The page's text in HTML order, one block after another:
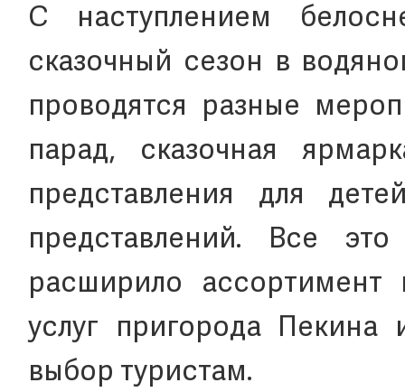
С наступлением
сказочный сезон в
проводятся разные
парад, сказочная
представления для
представлений. Все
расширило ассортимент
услуг пригорода
выбор туристам.